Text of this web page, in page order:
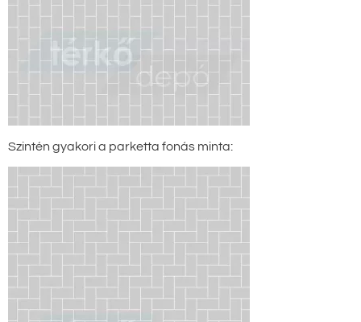
Szintén gyakori a parketta fonás minta: